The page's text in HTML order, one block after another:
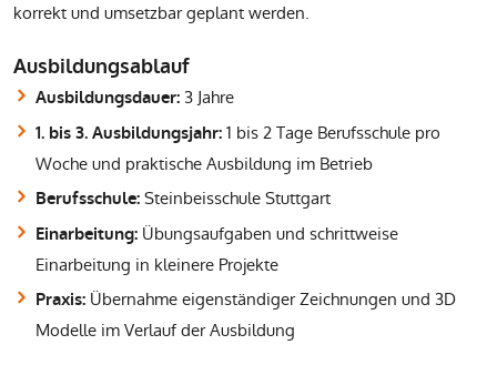
korrekt und umsetzbar geplant werden.
Ausbildungsablauf
Ausbildungsdauer: 3 Jahre
1. bis 3. Ausbildungsjahr: 1 bis 2 Tage Berufsschule pro
Woche und praktische Ausbildung im Betrieb
Berufsschule: Steinbeisschule Stuttgart
Einarbeitung: Übungsaufgaben und schrittweise
Einarbeitung in kleinere Projekte
Praxis: Übernahme eigenständiger Zeichnungen und 3D
Modelle im Verlauf der Ausbildung